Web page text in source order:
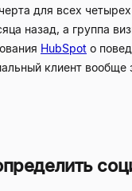
для всех
назад, а группа
HubSpot о
клиент